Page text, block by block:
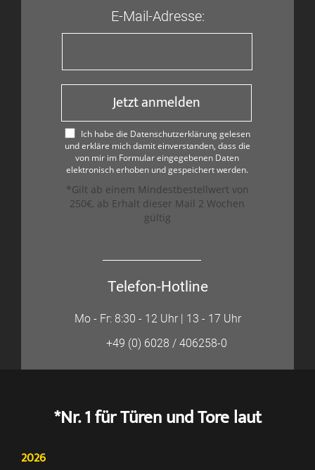
E-Mail-Adresse:
Jetzt anmelden
Ich habe die Datenschutzerklärung gelesen
und erkläre mich damit einverstanden, dass die
von mir im Formular eingegebenen Daten
elektronisch erhoben und gespeichert werden.
*Gilt ab einem Mindestbestellwert von
250€, ab Erhalt dieser Mail 2 Wochen
gültig
Telefon-Hotline
Mo - Fr: 8:30 - 12 Uhr | 13 - 17 Uhr
+49 (0) 6028 / 406258-0
*Nr. 1 für Türen und Tore laut
2026